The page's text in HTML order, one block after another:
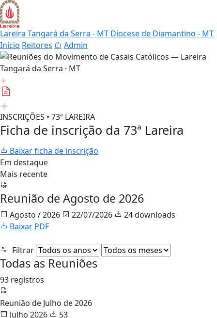
Lareira Tangará da Serra - MT Diocese de Diamantino - MT
Início Reitores Admin
INSCRIÇÕES • 73ª LAREIRA
Ficha de inscrição da 73ª Lareira
Baixar ficha de inscrição
Em destaque
Mais recente
Reunião de Agosto de 2026
Agosto / 2026 22/07/2026
24 downloads
Baixar PDF
Filtrar
Todas as Reuniões
93 registros
Reunião de Julho de 2026
Julho 2026
53